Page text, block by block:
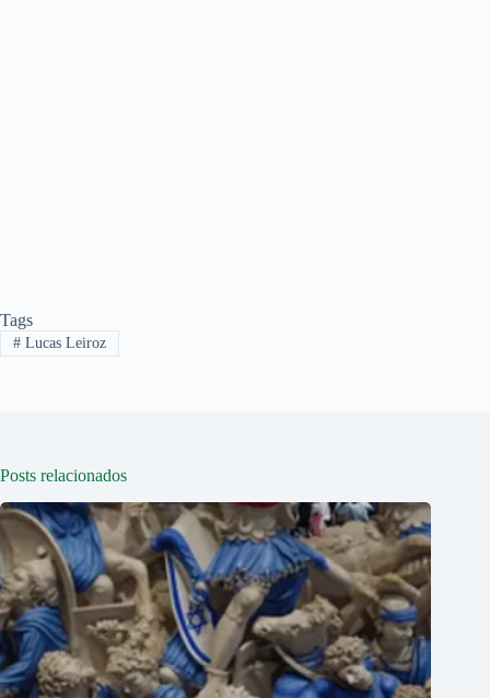
Tags
#Lucas Leiroz
Posts relacionados